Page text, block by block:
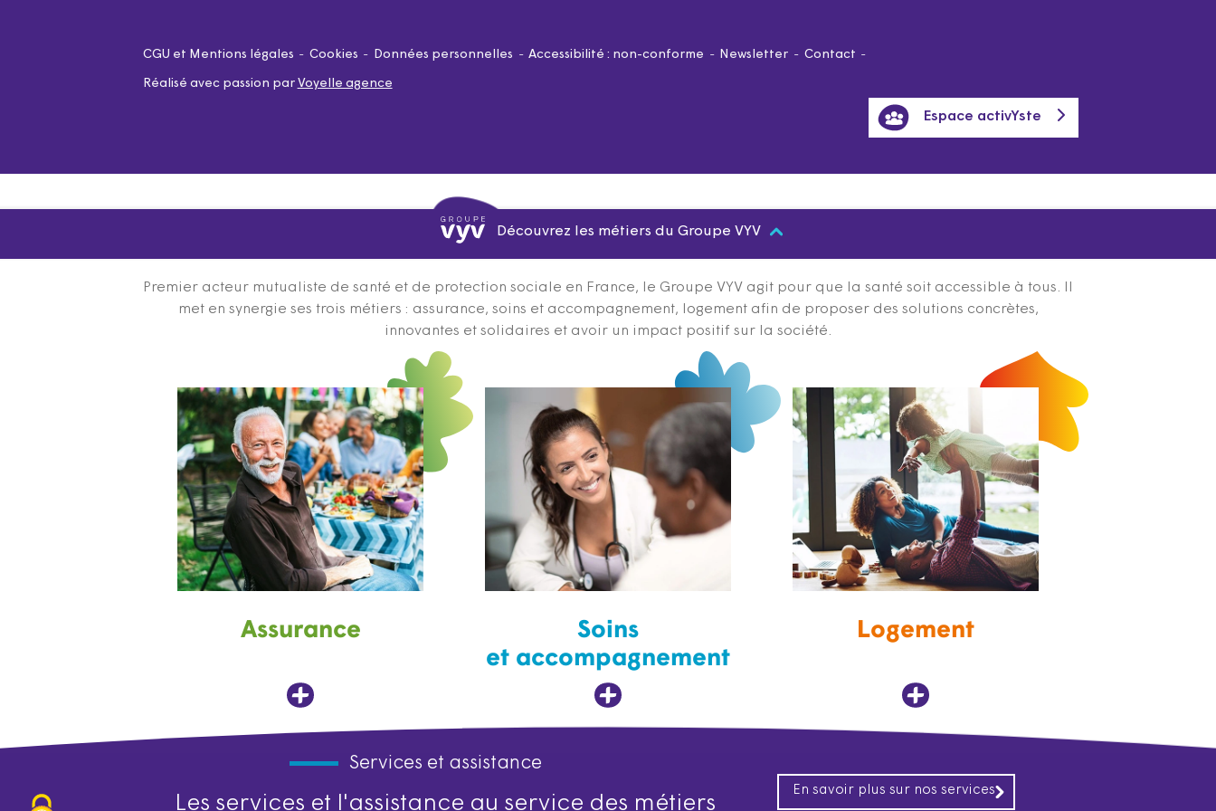
CGU et Mentions légales Cookies Données personnelles Accessibilité : non-conforme Newsletter Contact
Réalisé avec passion par Voyelle agence
Espace activYste
Découvrez les métiers du Groupe VYV
Premier acteur mutualiste de santé et de protection sociale en France, le Groupe VYV agit pour que la santé soit accessible à tous. Il
met en synergie ses trois métiers : assurance, soins et accompagnement, logement afin de proposer des solutions concrètes,
innovantes et solidaires et avoir un impact positif sur la société.
Assurance
Soins
et accompagnement
Logement
Services et assistance
Les services et l'assistance au service des métiers
En savoir plus sur nos services